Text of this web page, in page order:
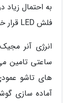
به احتمال زیاد
فلش LED قرار خواهد گرفت.
ساعتی تامین
های تاشو